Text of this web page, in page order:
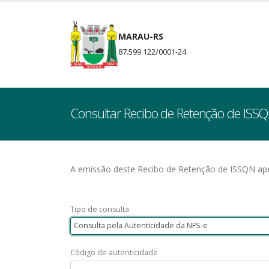
MARAU-RS
87.599.122/0001-24
Consultar Recibo de Retenção de
A emissão deste Recibo de Retenção de ISSQN
Tipo de consulta
Consulta pela Autenticidade da NFS-e
Código de autenticidade